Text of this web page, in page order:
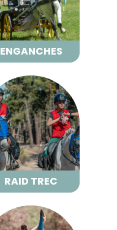
ENGANCHES
RAID TREC
RAID TREC